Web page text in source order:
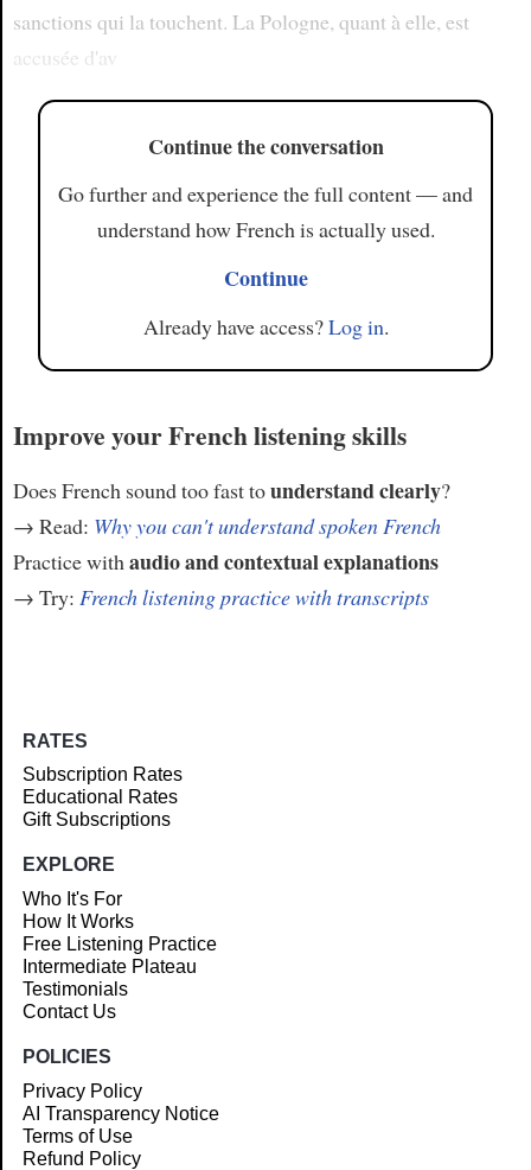
sanctions qui la touchent. La Pologne, quant à elle, est
accusée d'av
Continue the conversation
Go further and experience the full content — and
understand how French is actually used.
Continue
Already have access?Log in.
Improve your French listening skills
Does French sound too fast tounderstand clearly?
→ Read: Why you can't understand spoken French
Practice withaudio and contextual explanations
→ Try: French listening practice with transcripts
RATES
Subscription Rates
Educational Rates
Gift Subscriptions
EXPLORE
Who It's For
How It Works
Free Listening Practice
Intermediate Plateau
Testimonials
Contact Us
POLICIES
Privacy Policy
AI Transparency Notice
Terms of Use
Refund Policy